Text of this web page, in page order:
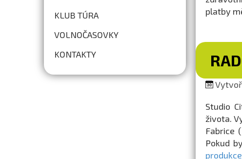
KLUB TÚRA
VOLNOČASOVKY
KONTAKTY
platby
Studio
života.
Fabrice
Pokud